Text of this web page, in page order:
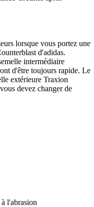
lorsque vous portez une
d'adidas.
intermédiaire
d'être toujours rapide. Le
extérieure Traxion
devez changer de
l'abrasion